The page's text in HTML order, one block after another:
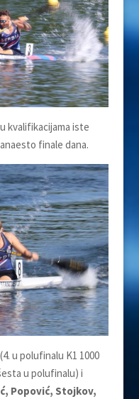
kvalifikacijama iste
finale dana.
u polufinalu K1 1000
u polufinalu) i
Popović, Stojkov,